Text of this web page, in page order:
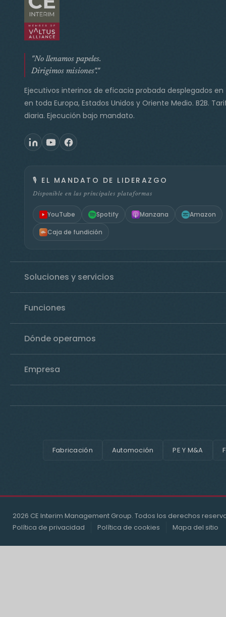
"No llenamos papeles.
Dirigimos misiones"."
Ejecutivos interinos de eficacia probada desplegados en
en toda Europa, Estados Unidos y Oriente Medio. B2B.
diaria. Ejecución bajo mandato.
🎙️ EL MANDATO DE LIDERAZGO
Disponible en las principales plataformas
YouTube Spotify Manzana Amazon
Caja de fundición
Soluciones y servicios
Funciones
Dónde operamos
Empresa
Fabricación Automoción PE Y M&A
2026 CE Interim Management Group. Todos los derechos
Política de privacidad
Política de cookies Mapa del sitio